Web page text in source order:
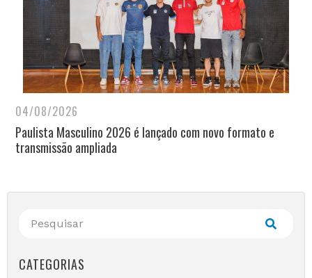
04/08/2026
Paulista Masculino 2026 é lançado com novo formato e
transmissão ampliada
CATEGORIAS